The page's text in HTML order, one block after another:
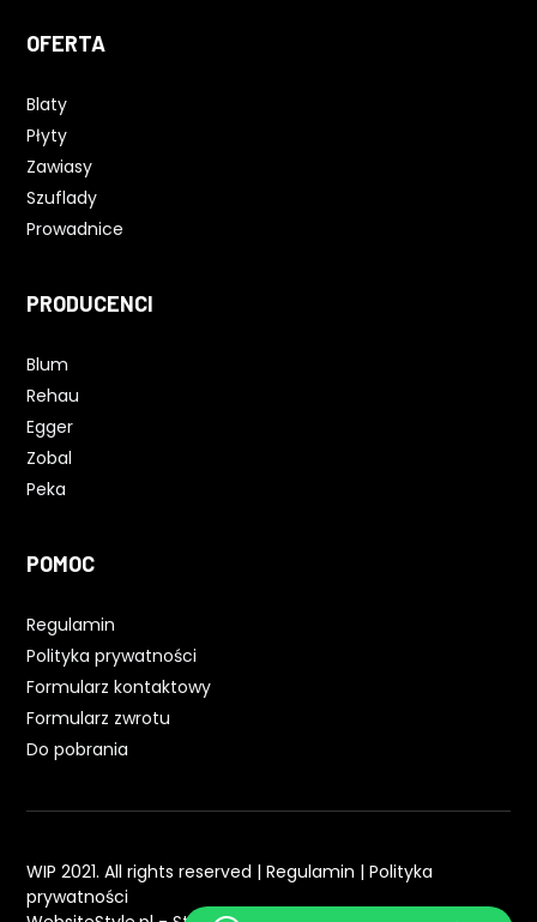
OFERTA
Blaty
Płyty
Zawiasy
Szuflady
Prowadnice
PRODUCENCI
Blum
Rehau
Egger
Zobal
Peka
POMOC
Regulamin
Polityka prywatności
Formularz kontaktowy
Formularz zwrotu
Do pobrania
WIP 2021. All rights reserved |Regulamin |Polityka
prywatności